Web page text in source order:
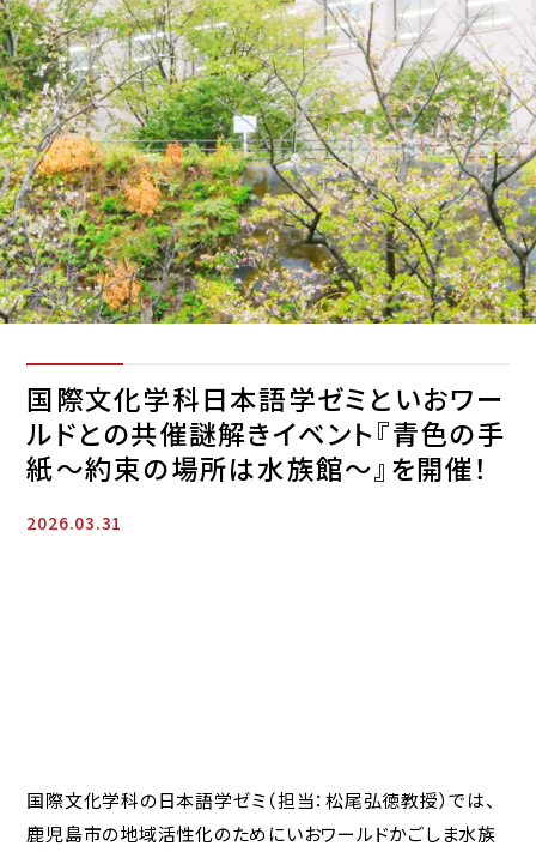
国際文化学科日本語学ゼミといおワー
ルドとの共催謎解きイベント『青色の手
紙～約束の場所は水族館～』を開催！
2026.03.31
国際文化学科の日本語学ゼミ（担当：松尾弘徳教授）では、
鹿児島市の地域活性化のためにいおワールドかごしま水族